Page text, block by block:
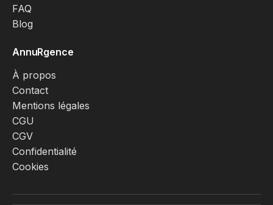
FAQ
Blog
AnnuRgence
À propos
Contact
Mentions légales
CGU
CGV
Confidentialité
Cookies